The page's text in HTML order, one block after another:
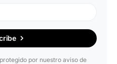
por nuestro aviso de